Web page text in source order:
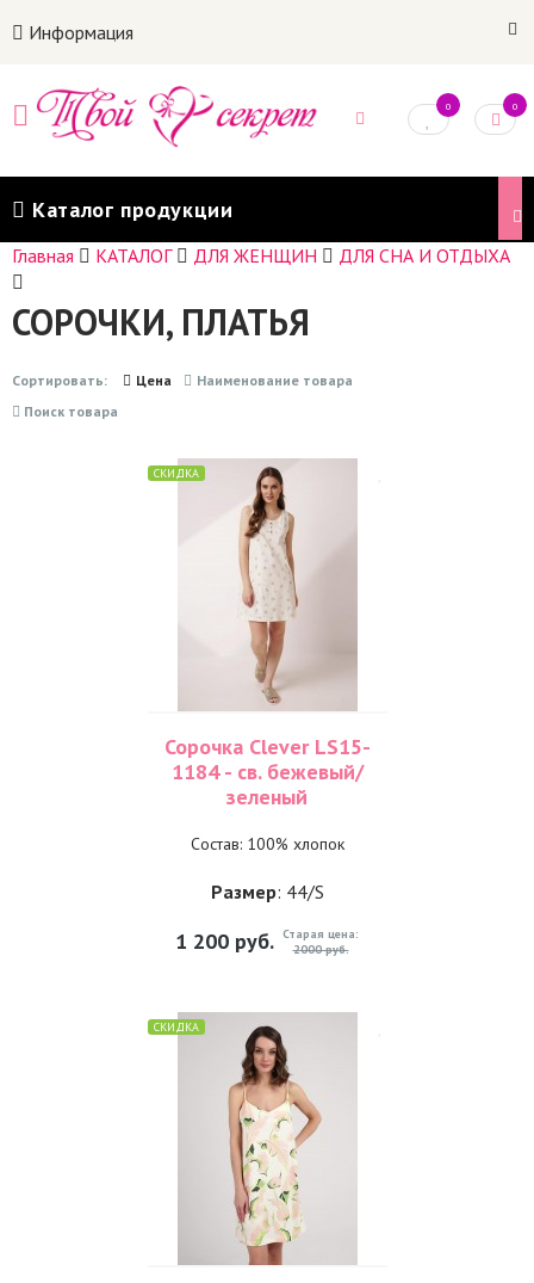
Информация
0 0
Каталог продукции
Главная КАТАЛОГ ДЛЯ ЖЕНЩИН ДЛЯ СНА И ОТДЫХА
СОРОЧКИ, ПЛАТЬЯ
Сортировать: Цена
Наименование товара
Поиск товара
СКИДКА
Сорочка Clever LS15-
1184 - св. бежевый/
зеленый
Состав: 100% хлопок
Размер: 44/S
1 200 руб. Старая цена:
2000 руб.
СКИДКА